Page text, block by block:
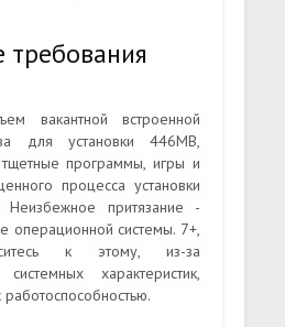
вакантной встроенной
для установки 446MB,
программы, игры и
процесса установки
Неизбежное притязание -
операционной системы. 7+,
к этому, из-за
системных характеристик,